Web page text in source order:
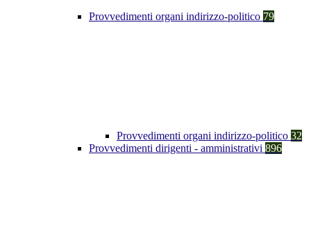
Provvedimenti organi indirizzo-politico 79
Provvedimenti organi indirizzo-politico 32
Provvedimenti dirigenti - amministrativi 896